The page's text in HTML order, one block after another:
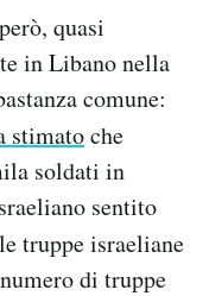
quasi
in Libano nella
comune:
stimatoche
soldati in
sentito
truppe israeliane
di truppe